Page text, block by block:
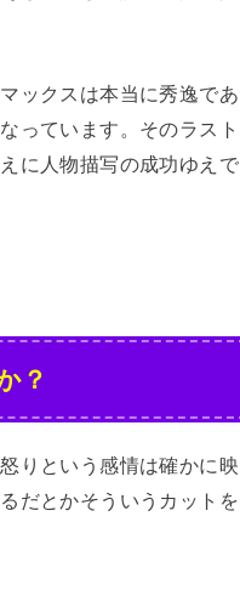
ックスは本当に秀逸であ
っています。そのラスト
に人物描写の成功ゆえで
？
りという感情は確かに映
だとかそういうカットを